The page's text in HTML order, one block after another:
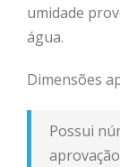
umidade
água.
Dimensões
Possui